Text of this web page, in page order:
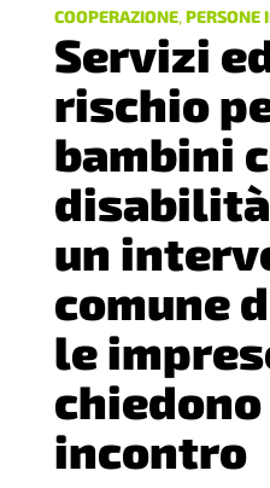
COOPERAZIONE,PERSONE
Servizi
rischio
bambini
un
comune
le
chiedono
incontro